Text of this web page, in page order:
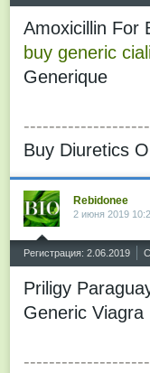
Amoxicillin For
buy generic
Generique
--------------------
Buy Diuretics
Rebidonee
2 июня 2019
Регистрация: 2.06.2019
Priligy
Generic
--------------------